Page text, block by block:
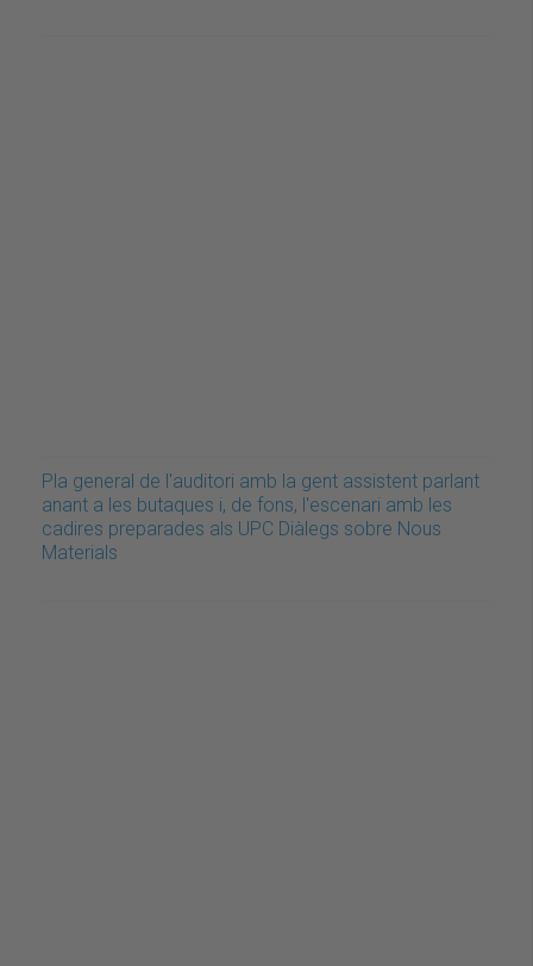
Pla general de l'auditori amb la gent assistent parlant
anant a les butaques i, de fons, l'escenari amb les
cadires preparades als UPC Diàlegs sobre Nous
Materials